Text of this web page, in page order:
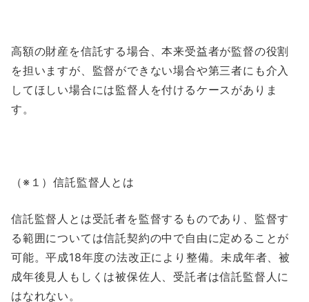
高額の財産を信託する場合、本来受益者が監督の役割
を担いますが、監督ができない場合や第三者にも介入
してほしい場合には監督人を付けるケースがありま
す。
（※１）信託監督人とは
信託監督人とは受託者を監督するものであり、監督す
る範囲については信託契約の中で自由に定めることが
可能。平成18年度の法改正により整備。未成年者、被
成年後見人もしくは被保佐人、受託者は信託監督人に
はなれない。